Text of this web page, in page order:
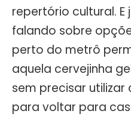
repertório cultural.
falando sobre
perto do metrô
aquela cervejinha
sem precisar
para voltar para